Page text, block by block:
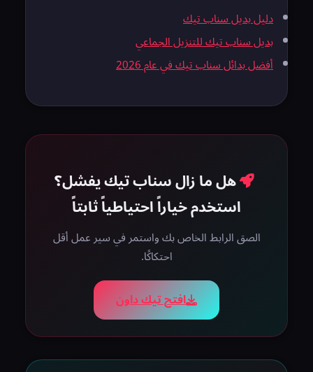
دليل بديل سناب تيك
بديل سناب تيك للتنزيل الجماعي
أفضل بدائل سناب تيك في عام 2026
هل ما زال سناب تيك يفشل؟
استخدم خياراً احتياطياً ثابتاً
الصق الرابط الخاص بك واستمر في سير عمل أقل
احتكاكًا.
افتح تيك داون